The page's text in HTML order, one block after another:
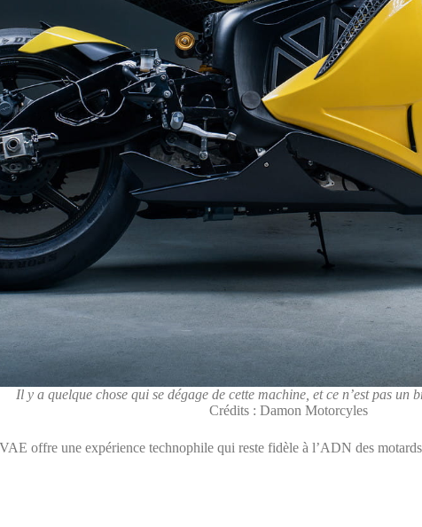
Il y a quelque chose qui se dégage de cette machine, et ce n’est pas un
Crédits : Damon Motorcyles
offre une expérience technophile qui reste fidèle à l’ADN des